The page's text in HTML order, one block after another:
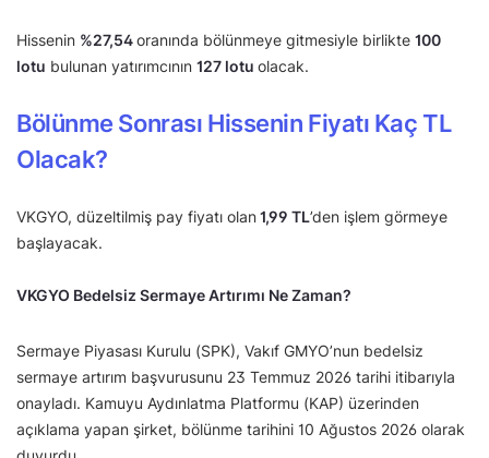
Hissenin %27,54oranında bölünmeye gitmesiyle birlikte 100
lotu bulunan yatırımcının 127 lotu olacak.
Bölünme Sonrası Hissenin Fiyatı Kaç TL
Olacak?
VKGYO, düzeltilmiş pay fiyatı olan1,99 TL’den işlem görmeye
başlayacak.
VKGYO Bedelsiz Sermaye Artırımı Ne Zaman?
Sermaye Piyasası Kurulu (SPK), Vakıf GMYO’nun bedelsiz
sermaye artırım başvurusunu 23 Temmuz 2026 tarihi itibarıyla
onayladı. Kamuyu Aydınlatma Platformu (KAP) üzerinden
açıklama yapan şirket, bölünme tarihini 10 Ağustos 2026 olarak